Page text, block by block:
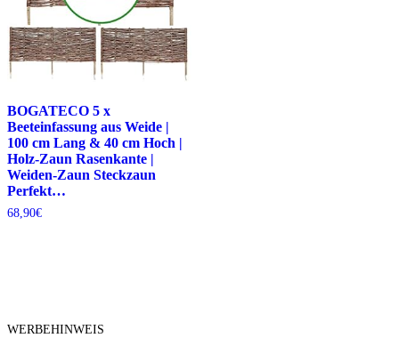
BOGATECO 5 x
Beeteinfassung aus Weide |
100 cm Lang & 40 cm Hoch |
Holz-Zaun Rasenkante |
Weiden-Zaun Steckzaun
Perfekt…
68,90€
WERBEHINWEIS